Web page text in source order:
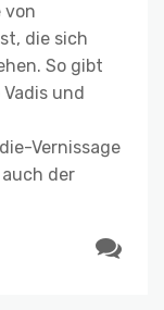
von
die sich
So gibt
und
Vernissage
der